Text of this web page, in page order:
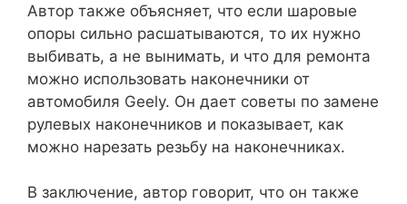
Автор также объясняет, что если шаровые
опоры сильно расшатываются, то их нужно
выбивать, а не вынимать, и что для ремонта
можно использовать наконечники от
автомобиля Geely. Он дает советы по замене
рулевых наконечников и показывает, как
можно нарезать резьбу на наконечниках.
В заключение, автор говорит, что он также